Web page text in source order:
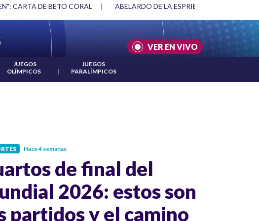
CORAL | ABELARDO DE LA ESPRIELLA Y DMG | ACUERDOS ENTRE
VER EN VIVO
JUEGOS
OLÍMPICOS
|
JUEGOS
PARALÍMPICOS
Hace 4 semanas
de final del
2026: estos son
partidos y el camino